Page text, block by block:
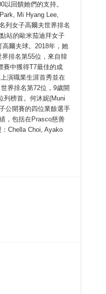
回饋她們的支持。
Mi Hyang Lee,
列女子高爾夫世界排名
站的歐米茄迪拜女子
爾夫球。2018年，她
排名第55位，來自韓
賽中獲得T7最佳的成
演職業生涯首秀並在
界排名第72位，9歲開
列榜首。何沐妮(Muni
公開賽的四位業餘選手
，包括在Prasco慈善
Chella Choi, Ayako